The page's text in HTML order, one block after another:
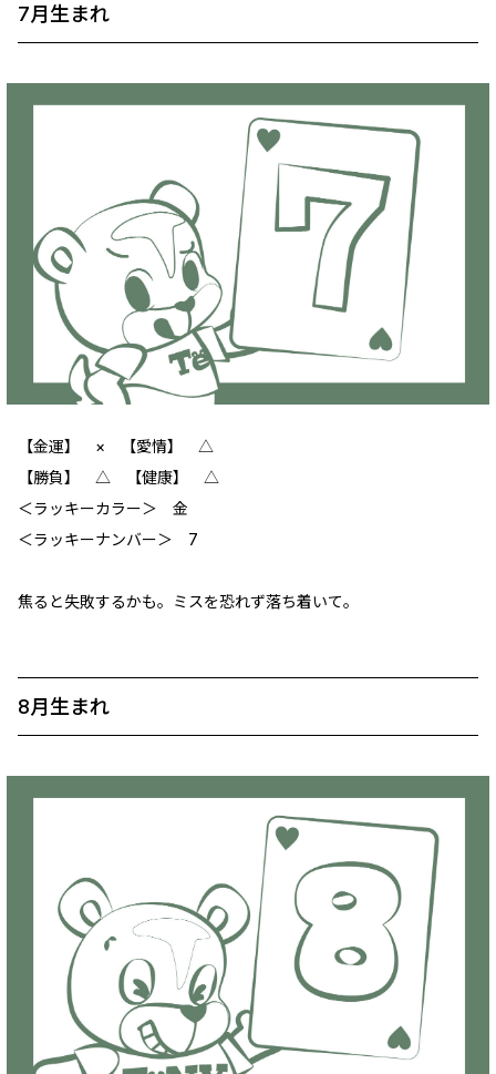
7月生まれ
【金運】 ‪× 【愛情】 ‪△
【勝負】 △ 【健康】 △
＜ラッキーカラー＞ 金
＜ラッキーナンバー＞ 7
焦ると失敗するかも。ミスを恐れず落ち着いて。
8月生まれ